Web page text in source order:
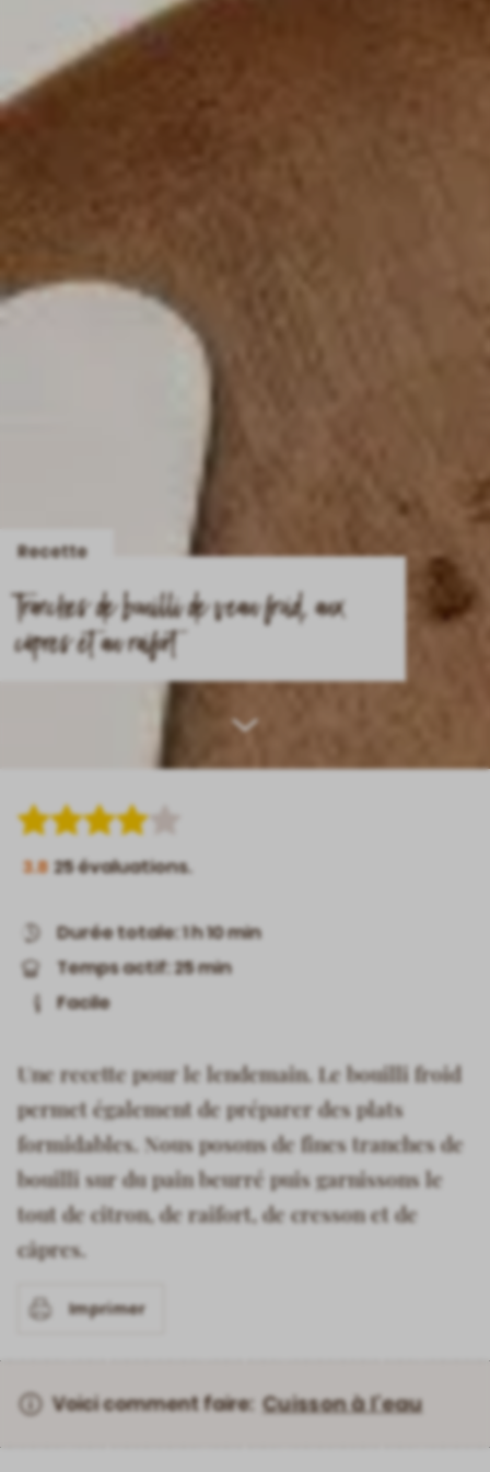
Recette
Tranches de bouilli de veau froid, aux
câpres et au raifort
3.8 25évaluations.
Durée totale: 1 h 10 min
Temps actif: 25 min
Facile
Une recette pour le lendemain. Le bouilli froid
permet également de préparer des plats
formidables. Nous posons de fines tranches de
bouilli sur du pain beurré puis garnissons le
tout de citron, de raifort, de cresson et de
câpres.
Imprimer
Voici comment faire: Cuisson à l’eau